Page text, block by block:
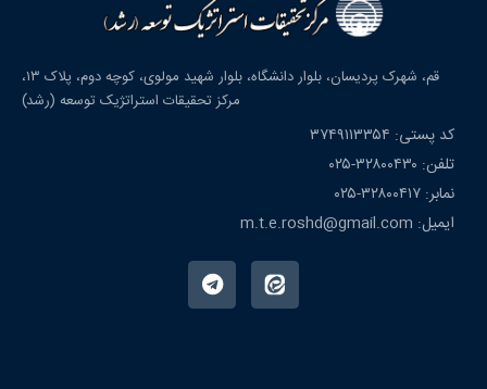
قم، شهرک پردیسان، بلوار دانشگاه، بلوار شهید مولوی، کوچه دوم، پلاک ۱۳،
مرکز تحقیقات استراتژیک توسعه (رشد)
کد پستی: ۳۷۴۹۱۱۳۳۵۴
تلفن: ۳۲۸۰۰۴۳۰-۰۲۵
نمابر: ۳۲۸۰۰۴۱۷-۰۲۵
ایمیل: m.t.e.roshd@gmail.com